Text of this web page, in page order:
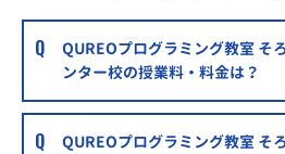
QUREOプログラミング教室 そ
ンター校の授業料・料金は？
QUREOプログラミング教室 そ